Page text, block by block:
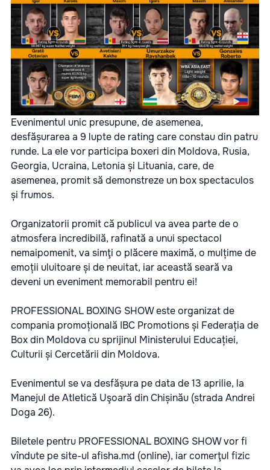
Evenimentul unic presupune, de asemenea,
desfășurarea a 9 lupte de rating care constau din patru
runde. La ele vor participa boxeri din Moldova, Rusia,
Georgia, Ucraina, Letonia și Lituania, care, de
asemenea, promit să demonstreze un box spectaculos
și frumos.
Organizatorii promit că publicul va avea parte de o
atmosfera incredibilă, rafinată a unui spectacol
nemaipomenit, va simţi o plăcere maximă, o mulțime de
emoții uluitoare și de neuitat, iar această seară va
deveni un eveniment memorabil pentru ei!
PROFESSIONAL BOXING SHOW este organizat de
compania promoțională IBC Promotionsși Federația de
Box din Moldova cu sprijinul Ministerului Educației,
Culturii și Cercetării din Moldova.
Evenimentul se va desfășura pe data de 13 aprilie, la
Manejul de Atletică Uşoară din Chișinău (strada Andrei
Doga 26).
Biletele pentru PROFESSIONAL BOXING SHOW vor fi
vîndute pe site-ul afisha.md (online), iar comerţul fizic